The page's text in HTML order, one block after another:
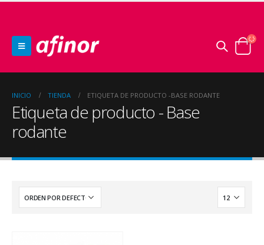
INICIO TIENDA ETIQUETA DE PRODUCTO -BASE RODANTE
Etiqueta de producto - Base
rodante